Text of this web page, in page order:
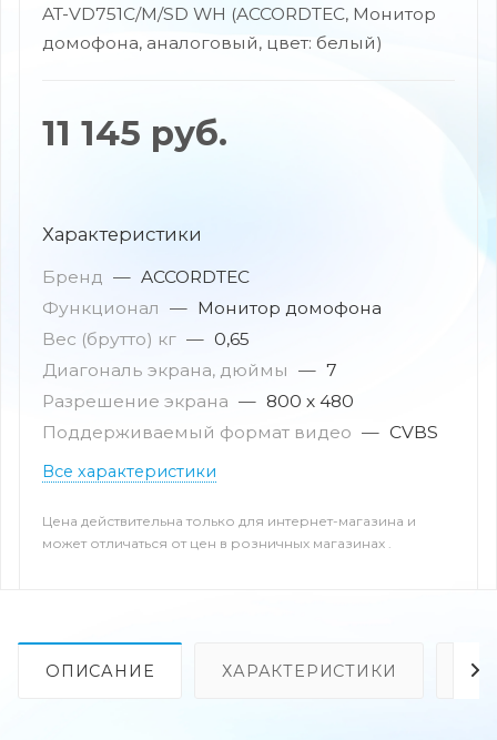
AT-VD751C/M/SD WH (ACCORDTEC, Монитор
домофона, аналоговый, цвет: белый)
11 145 руб.
Характеристики
Бренд — ACCORDTEC
Функционал — Монитор домофона
Вес (брутто) кг — 0,65
Диагональ экрана, дюймы — 7
Разрешение экрана — 800 х 480
Поддерживаемый формат видео — CVBS
Все характеристики
Цена действительна только для интернет-магазина и
может отличаться от цен в розничных магазинах .
ОПИСАНИЕ ХАРАКТЕРИСТИКИ